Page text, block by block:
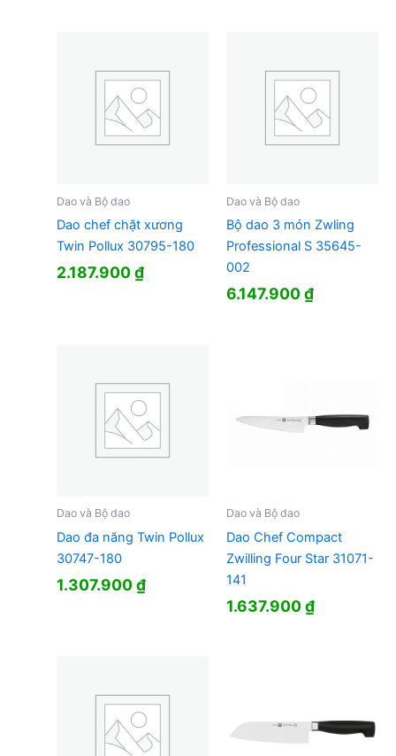
Dao và Bộ dao
Dao chef chặt xương
Twin Pollux 30795-180
2.187.900₫
Dao và Bộ dao
Bộ dao 3 món Zwling
Professional S 35645-
002
6.147.900₫
Dao và Bộ dao
Dao đa năng Twin Pollux
30747-180
1.307.900₫
Dao và Bộ dao
Dao Chef Compact
Zwilling Four Star 31071-
141
1.637.900₫